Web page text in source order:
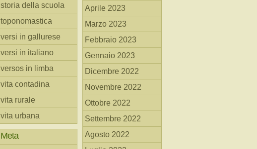
storia della scuola
toponomastica
versi in gallurese
versi in italiano
versos in limba
vita contadina
vita rurale
vita urbana
Meta
Aprile 2023
Marzo 2023
Febbraio 2023
Gennaio 2023
Dicembre 2022
Novembre 2022
Ottobre 2022
Settembre 2022
Agosto 2022